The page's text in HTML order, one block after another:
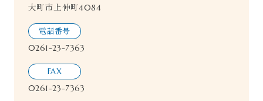
大町市上仲町4084
電話番号
0261-23-7363
FAX
0261-23-7363